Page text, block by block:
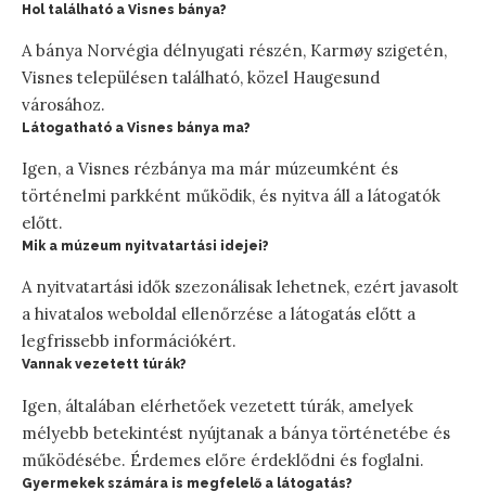
Hol található a Visnes bánya?
A bánya Norvégia délnyugati részén, Karmøy szigetén,
Visnes településen található, közel Haugesund
városához.
Látogatható a Visnes bánya ma?
Igen, a Visnes rézbánya ma már múzeumként és
történelmi parkként működik, és nyitva áll a látogatók
előtt.
Mik a múzeum nyitvatartási idejei?
A nyitvatartási idők szezonálisak lehetnek, ezért javasolt
a hivatalos weboldal ellenőrzése a látogatás előtt a
legfrissebb információkért.
Vannak vezetett túrák?
Igen, általában elérhetőek vezetett túrák, amelyek
mélyebb betekintést nyújtanak a bánya történetébe és
működésébe. Érdemes előre érdeklődni és foglalni.
Gyermekek számára is megfelelő a látogatás?